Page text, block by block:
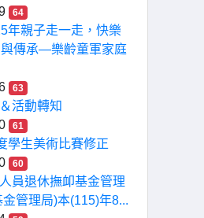
64
年親子走一走，快樂
傳承—樂齡童軍家庭
63
活動轉知
61
學生美術比賽修正
60
員退休撫卹基金管理
管理局)本(115)年8...